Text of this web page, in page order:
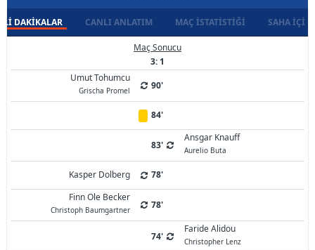
DAKIKALAR CANLI ANLATIM MAÇ İSTATISTIĞI SAHA İÇI
Maç Sonucu
3: 1
Umut Tohumcu
Grischa Promel 90'
84'
83'
Ansgar Knauff
Aurelio Buta
Kasper Dolberg
78'
Finn Ole Becker
Christoph Baumgartner 78'
74'
Faride Alidou
Christopher Lenz